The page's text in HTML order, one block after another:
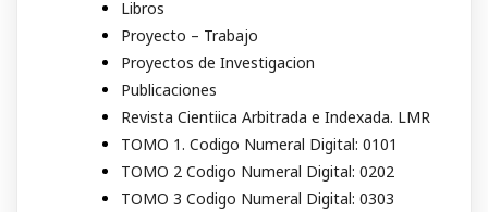
Libros
Proyecto – Trabajo
Proyectos de Investigacion
Publicaciones
Revista Cientiica Arbitrada e Indexada. LMR
TOMO 1. Codigo Numeral Digital: 0101
TOMO 2 Codigo Numeral Digital: 0202
TOMO 3 Codigo Numeral Digital: 0303